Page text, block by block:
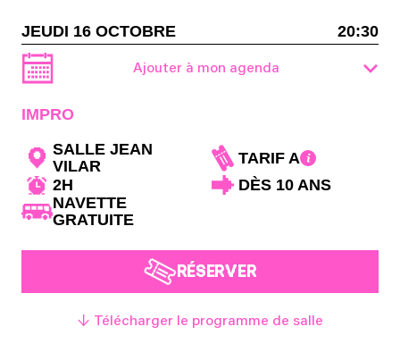
JEUDI 16 OCTOBRE 20:30
Ajouter à mon agenda
IMPRO
SALLE JEAN
VILAR
TARIF A
2H
DÈS 10 ANS
NAVETTE
GRATUITE
RÉSERVER
↓ Télécharger le programme de salle